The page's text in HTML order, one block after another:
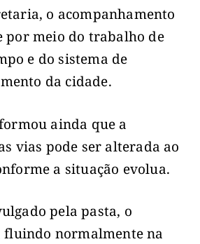
o acompanhamento
por meio do trabalho de
e do sistema de
da cidade.
ainda que a
vias pode ser alterada ao
a situação evolua.
pela pasta, o
fluindo normalmente na